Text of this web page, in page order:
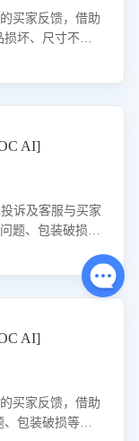
买家反馈，借助
坏、尺寸不符
提升。
AI]
诉及客服与买家
题、包装破损
AI]
买家反馈，借助
包装破损等，